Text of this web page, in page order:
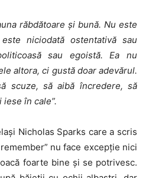
răbdătoare şi bună. Nu este
niciodată ostentativă sau
sau egoistă. Ea nu
altora, ci gustă doar adevărul.
scuze, să aibă încredere, să
în cale”.
Nicholas Sparks care a scris
nu face excepţie nici
foarte bine şi se potrivesc.